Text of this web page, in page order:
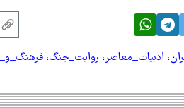
،ادبیات_معاصر، روایت_جنگ،